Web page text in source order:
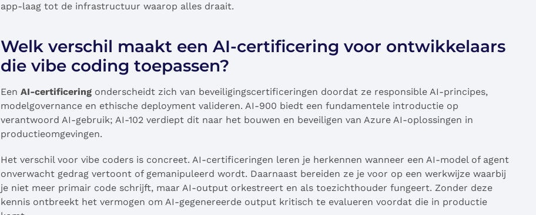
app-laag tot de infrastructuur waarop alles draait.
Welk verschil maakt een AI-certificering voor ontwikkelaars
die vibe coding toepassen?
EenAI-certificering onderscheidt zich van beveiligingscertificeringen doordat ze responsible AI-principes,
modelgovernance en ethische deployment valideren. AI-900 biedt een fundamentele introductie op
verantwoord AI-gebruik; AI-102 verdiept dit naar het bouwen en beveiligen van Azure AI-oplossingen in
productieomgevingen.
Het verschil voor vibe coders is concreet. AI-certificeringen leren je herkennen wanneer een AI-model of agent
onverwacht gedrag vertoont of gemanipuleerd wordt. Daarnaast bereiden ze je voor op een werkwijze waarbij
je niet meer primair code schrijft, maar AI-output orkestreert en als toezichthouder fungeert. Zonder deze
kennis ontbreekt het vermogen om AI-gegenereerde output kritisch te evalueren voordat die in productie